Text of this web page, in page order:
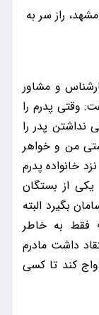
راز سر به
۱۶ ساله به کارشناس و مشاور
وقتی پدرم را
نداشتن پدر را
من و خواهر
خانواده پدرم
از بستگان
بگیرد البته
فقط به خاطر
داشت مادرم
کند تا کسی